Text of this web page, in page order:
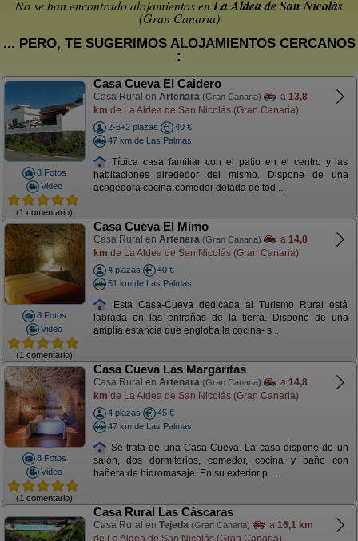
No se han encontrado alojamientos enLa Aldea de San Nicolás
(Gran Canaria)
... PERO, TE SUGERIMOS ALOJAMIENTOS CERCANOS
:
8 Fotos
Video
(1 comentario)
Casa Cueva El Caidero
Casa Rural en Artenara (Gran Canaria) a 13,8
km de La Aldea de San Nicolás (Gran Canaria)
2-6+2 plazas
40 €
47 km de Las Palmas
Típica casa familiar con el patio en el centro y las
habitaciones alrededor del mismo. Dispone de una
acogedora cocina-comedor dotada de tod ...
8 Fotos
Video
(1 comentario)
Casa Cueva El Mimo
Casa Rural en Artenara (Gran Canaria) a 14,8
km de La Aldea de San Nicolás (Gran Canaria)
4 plazas
40 €
51 km de Las Palmas
Esta Casa-Cueva dedicada al Turismo Rural está
labrada en las entrañas de la tierra. Dispone de una
amplia estancia que engloba la cocina- s ...
8 Fotos
Video
(1 comentario)
Casa Cueva Las Margaritas
Casa Rural en Artenara (Gran Canaria) a 14,8
km de La Aldea de San Nicolás (Gran Canaria)
4 plazas
45 €
47 km de Las Palmas
Se trata de una Casa-Cueva. La casa dispone de un
salón, dos dormitorios, comedor, cocina y baño con
bañera de hidromasaje. En su exterior p ...
Casa Rural Las Cáscaras
Casa Rural en Tejeda (Gran Canaria) a 16,1 km
de La Aldea de San Nicolás (Gran Canaria)